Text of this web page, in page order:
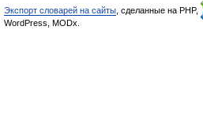
Экспорт словарей на сайты , сделанные на PHP,
WordPress, MODx.